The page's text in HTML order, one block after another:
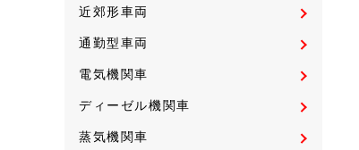
近郊形車両
通勤型車両
電気機関車
ディーゼル機関車
蒸気機関車